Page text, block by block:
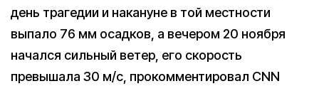
день трагедии и накануне в той местности
выпало 76 мм осадков, а вечером 20 ноября
начался сильный ветер, его скорость
превышала 30 м/с, прокомментировал CNN